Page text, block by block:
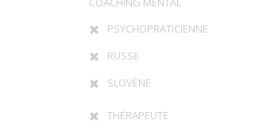
PSYCHOPRATICIENNE
RUSSE
SLOVÈNE
THÉRAPEUTE